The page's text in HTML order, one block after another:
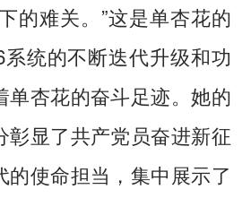
难关。”这是单杏花的
统的不断迭代升级和功
单杏花的奋斗足迹。她的
彰显了共产党员奋进新征
的使命担当，集中展示了